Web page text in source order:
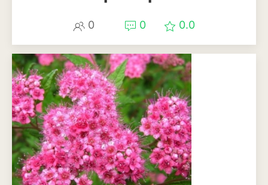
Мята
Петрушка
Розмарин
Рукола или индау
Тимьян или чабрец
0 0 0.0